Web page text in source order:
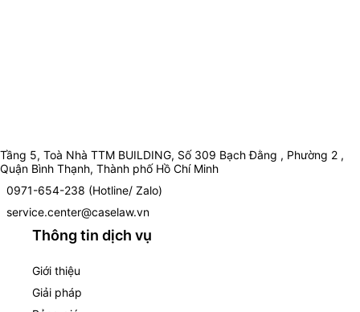
Tầng 5, Toà Nhà TTM BUILDING, Số 309 Bạch Đằng , Phường 2 ,
Quận Bình Thạnh, Thành phố Hồ Chí Minh
0971-654-238 (Hotline/ Zalo)
service.center@caselaw.vn
Thông tin dịch vụ
Giới thiệu
Giải pháp